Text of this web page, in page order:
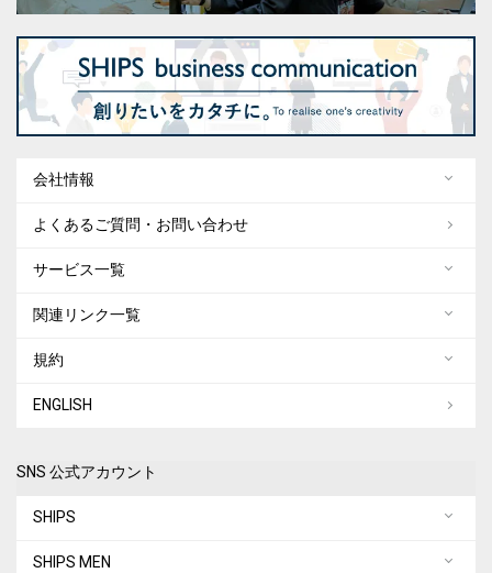
会社情報
よくあるご質問・お問い合わせ
サービス一覧
関連リンク一覧
規約
ENGLISH
SNS 公式アカウント
SHIPS
SHIPS MEN